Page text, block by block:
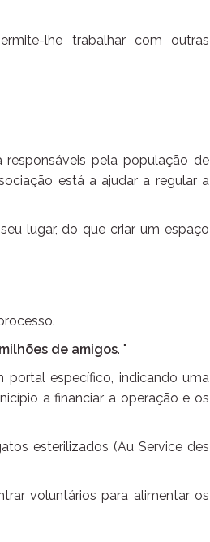
lhe trabalhar com outras
pela população de
está a ajudar a regular a
lugar, do que criar um espaço
milhões de amigos. "
específico, indicando uma
a financiar a operação e os
esterilizados (Au Service des
voluntários para alimentar os